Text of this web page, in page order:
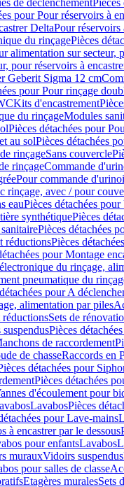
de déclenchementPièces
pour Pour réservoirs à
DeltaPour
du rinçagePièces
alimentation sur
pour réservoirs à
Geberit Sigma 12 cm
pour Pour rinçage
Kits d'encastrement
du rinçageModules
Pièces détachées pour
au solPièces détachées
rinçageSans couvercle
rinçageCommande
Pour commande
rinçage, avec / pour
eauPièces détachées
synthétiquePièces
Pièces détachées
réductionsPièces
pour Montage
du rinçage,
pneumatique du
pour A
alimentation par piles
réductionsSets de
Pièces
de raccordement
de chasseRaccords en
détachées pour
Pièces détachées
d'écoulement pour
LavabosPièces
pour Lave-mains
à encastrer par le dessous
pour enfantsLavabos
murauxVidoirs suspendus
pour salles de classe
Etagères muralesSets